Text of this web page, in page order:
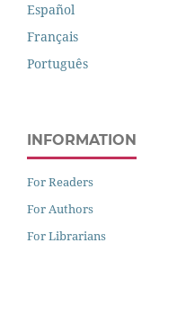
Español
Français
Português
INFORMATION
For Readers
For Authors
For Librarians